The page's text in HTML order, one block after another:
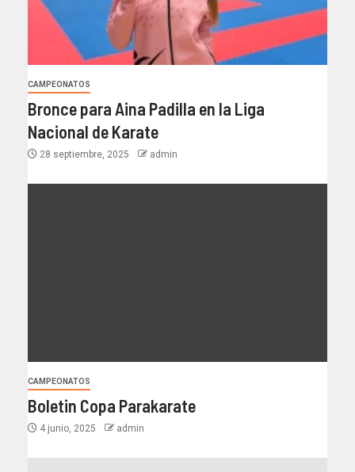
CAMPEONATOS
Bronce para Aina Padilla en la Liga
Nacional de Karate
28 septiembre, 2025 admin
CAMPEONATOS
Boletin Copa Parakarate
4 junio, 2025 admin